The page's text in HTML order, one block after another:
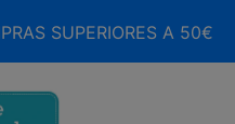
SUPERIORES A 50€